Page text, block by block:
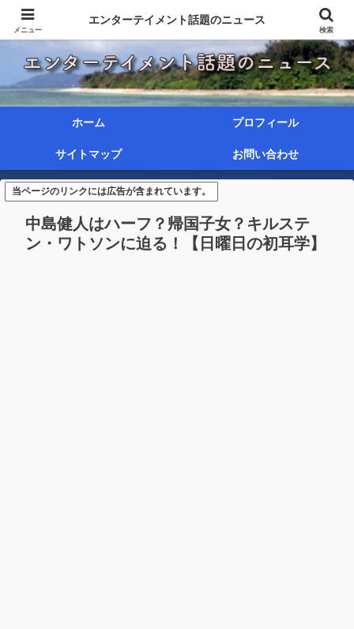
ホーム プロフィール
サイトマップ お問い合わせ
当ページのリンクには広告が含まれています。
中島健人はハーフ？帰国子女？キルステ
ン・ワトソンに迫る！【日曜日の初耳学】
メニュー
エンターテイメント話題のニュース
検索